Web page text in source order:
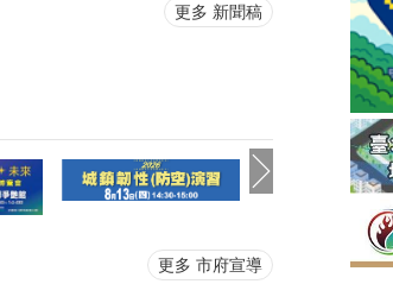
更多 新聞稿
更多 市府宣導